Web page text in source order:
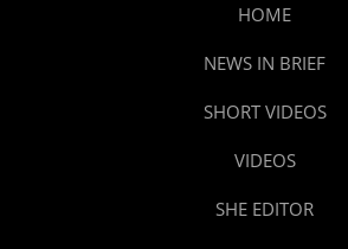
HOME
NEWS IN BRIEF
SHORT VIDEOS
VIDEOS
SHE EDITOR